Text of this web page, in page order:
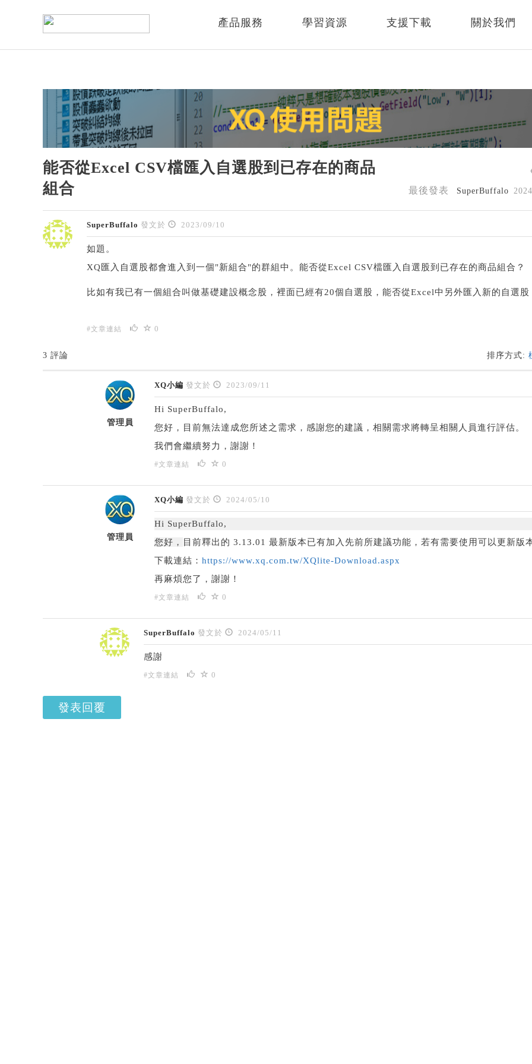
產品服務 學習資源 支援下載 關於我們
能否從Excel CSV檔匯入自選股到已存在的商品
組合
最後發表 SuperBuffalo
SuperBuffalo 發文於 2023/09/10
如題。
XQ匯入自選股都會進入到一個"新組合"的群組中。能否從Excel CSV檔匯入自選股到已存在的商品組合？
比如有我已有一個組合叫做基礎建設概念股，裡面已經有20個自選股，能否從Excel中另外匯入新的自選股
#文章連結 0
3 評論 排序方式:
管理員
XQ小編 發文於 2023/09/11
Hi SuperBuffalo,
您好，目前無法達成您所述之需求，感謝您的建議，相關需求將轉呈相關人員進行評估。
我們會繼續努力，謝謝！
#文章連結 0
管理員
XQ小編 發文於 2024/05/10
Hi SuperBuffalo,
您好，
目前釋出的 3.13.01 最新版本已有加入先前所建議功能，若有需要使用可以更新版
下載連結：https://www.xq.com.tw/XQlite-Download.aspx
再麻煩您了，謝謝！
#文章連結 0
SuperBuffalo 發文於 2024/05/11
感謝
#文章連結 0
發表回覆